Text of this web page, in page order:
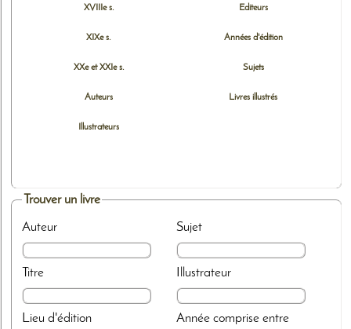
XVIIIe s.
XIXe s.
XXe et XXIe s.
Auteurs
Illustrateurs
Editeurs
Années d'édition
Sujets
Livres illustrés
Trouver un livre
Auteur
Titre
Lieu d'édition
Sujet
Illustrateur
Annéecomprise entre